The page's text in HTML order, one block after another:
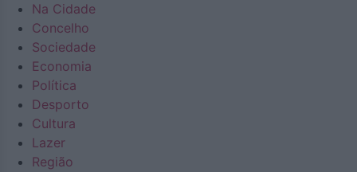
Na Cidade
Concelho
Sociedade
Economia
Política
Desporto
Cultura
Lazer
Região